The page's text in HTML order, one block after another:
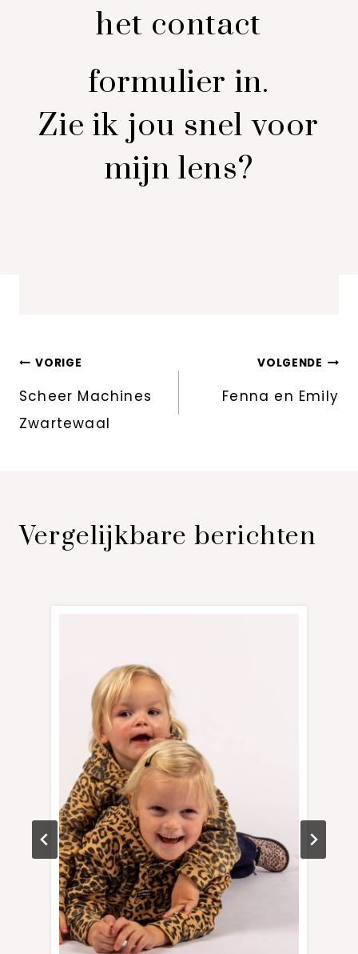
het contact
formulier in.
Zie ik jou snel voor
mijn lens?
Bericht
navigatie
VORIGE
Scheer Machines
Zwartewaal
VOLGENDE
Fenna en Emily
Vergelijkbare berichten